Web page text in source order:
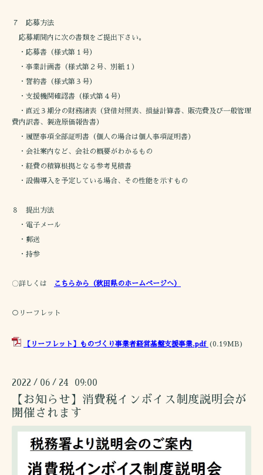
７ 応募方法
応募期間内に次の書類をご提出下さい。
・応募書（様式第１号）
・事業計画書（様式第２号、別紙１）
・誓約書（様式第３号）
・支援機関確認書（様式第４号）
・直近３期分の財務諸表（貸借対照表、損益計算書、販売費及び一般管理
費内訳書、製造原価報告書）
・履歴事項全部証明書（個人の場合は個人事項証明書）
・会社案内など、会社の概要がわかるもの
・経費の積算根拠となる参考見積書
・設備導入を予定している場合、その性能を示すもの
８ 提出方法
・電子メール
・郵送
・持参
〇詳しくは こちらから（秋田県のホームページへ）
○リーフレット
【リーフレット】ものづくり事業者経営基盤支援事業.pdf (0.19MB)
2022 / 06 / 24 09:00
【お知らせ】消費税インボイス制度説明会が
開催されます